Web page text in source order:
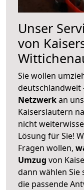
Unser
von
Sie wollen
deutschlandweit
Netzwerkan
Kaiserslautern
nicht
Lösung für Sie!
Fragen wollen,
Umzug von
dann wählen
die passende